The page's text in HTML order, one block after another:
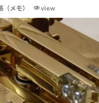
（メモ） view